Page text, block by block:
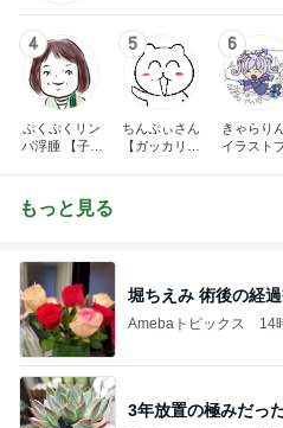
4
ぷくぷくリン
パ浮腫 【子宮
ミックエッセ
イ】
5
ちんぷぃさん
【ガッカリゆ
6
きゃらり
イラストブ
もっと見る
堀ちえみ 術後の経
Amebaトピックス 14
3年放置の極みだっ